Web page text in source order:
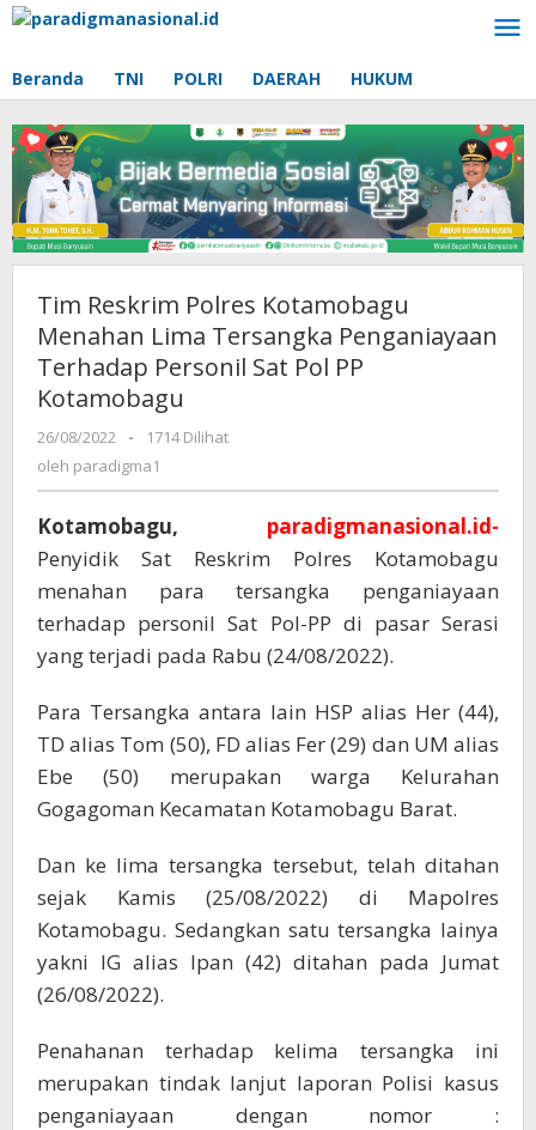
Lewati
Beranda TNI POLRI DAERAH HUKUM
Tim Reskrim Polres Kotamobagu
Menahan Lima Tersangka Penganiayaan
Terhadap Personil Sat Pol PP
Kotamobagu
26/08/2022
oleh
paradigma1
-
1714 Dilihat
oleh paradigma1
Kotamobagu, paradigmanasional.id-
Penyidik Sat Reskrim Polres Kotamobagu
menahan para tersangka penganiayaan
terhadap personil Sat Pol-PP di pasar Serasi
yang terjadi pada Rabu (24/08/2022).
Para Tersangka antara lain HSP alias Her (44),
TD alias Tom (50), FD alias Fer (29) dan UM alias
Ebe (50) merupakan warga Kelurahan
Gogagoman Kecamatan Kotamobagu Barat.
Dan ke lima tersangka tersebut, telah ditahan
sejak Kamis (25/08/2022) di Mapolres
Kotamobagu. Sedangkan satu tersangka lainya
yakni IG alias Ipan (42) ditahan pada Jumat
(26/08/2022).
Penahanan terhadap kelima tersangka ini
merupakan tindak lanjut laporan Polisi kasus
penganiayaan dengan nomor :